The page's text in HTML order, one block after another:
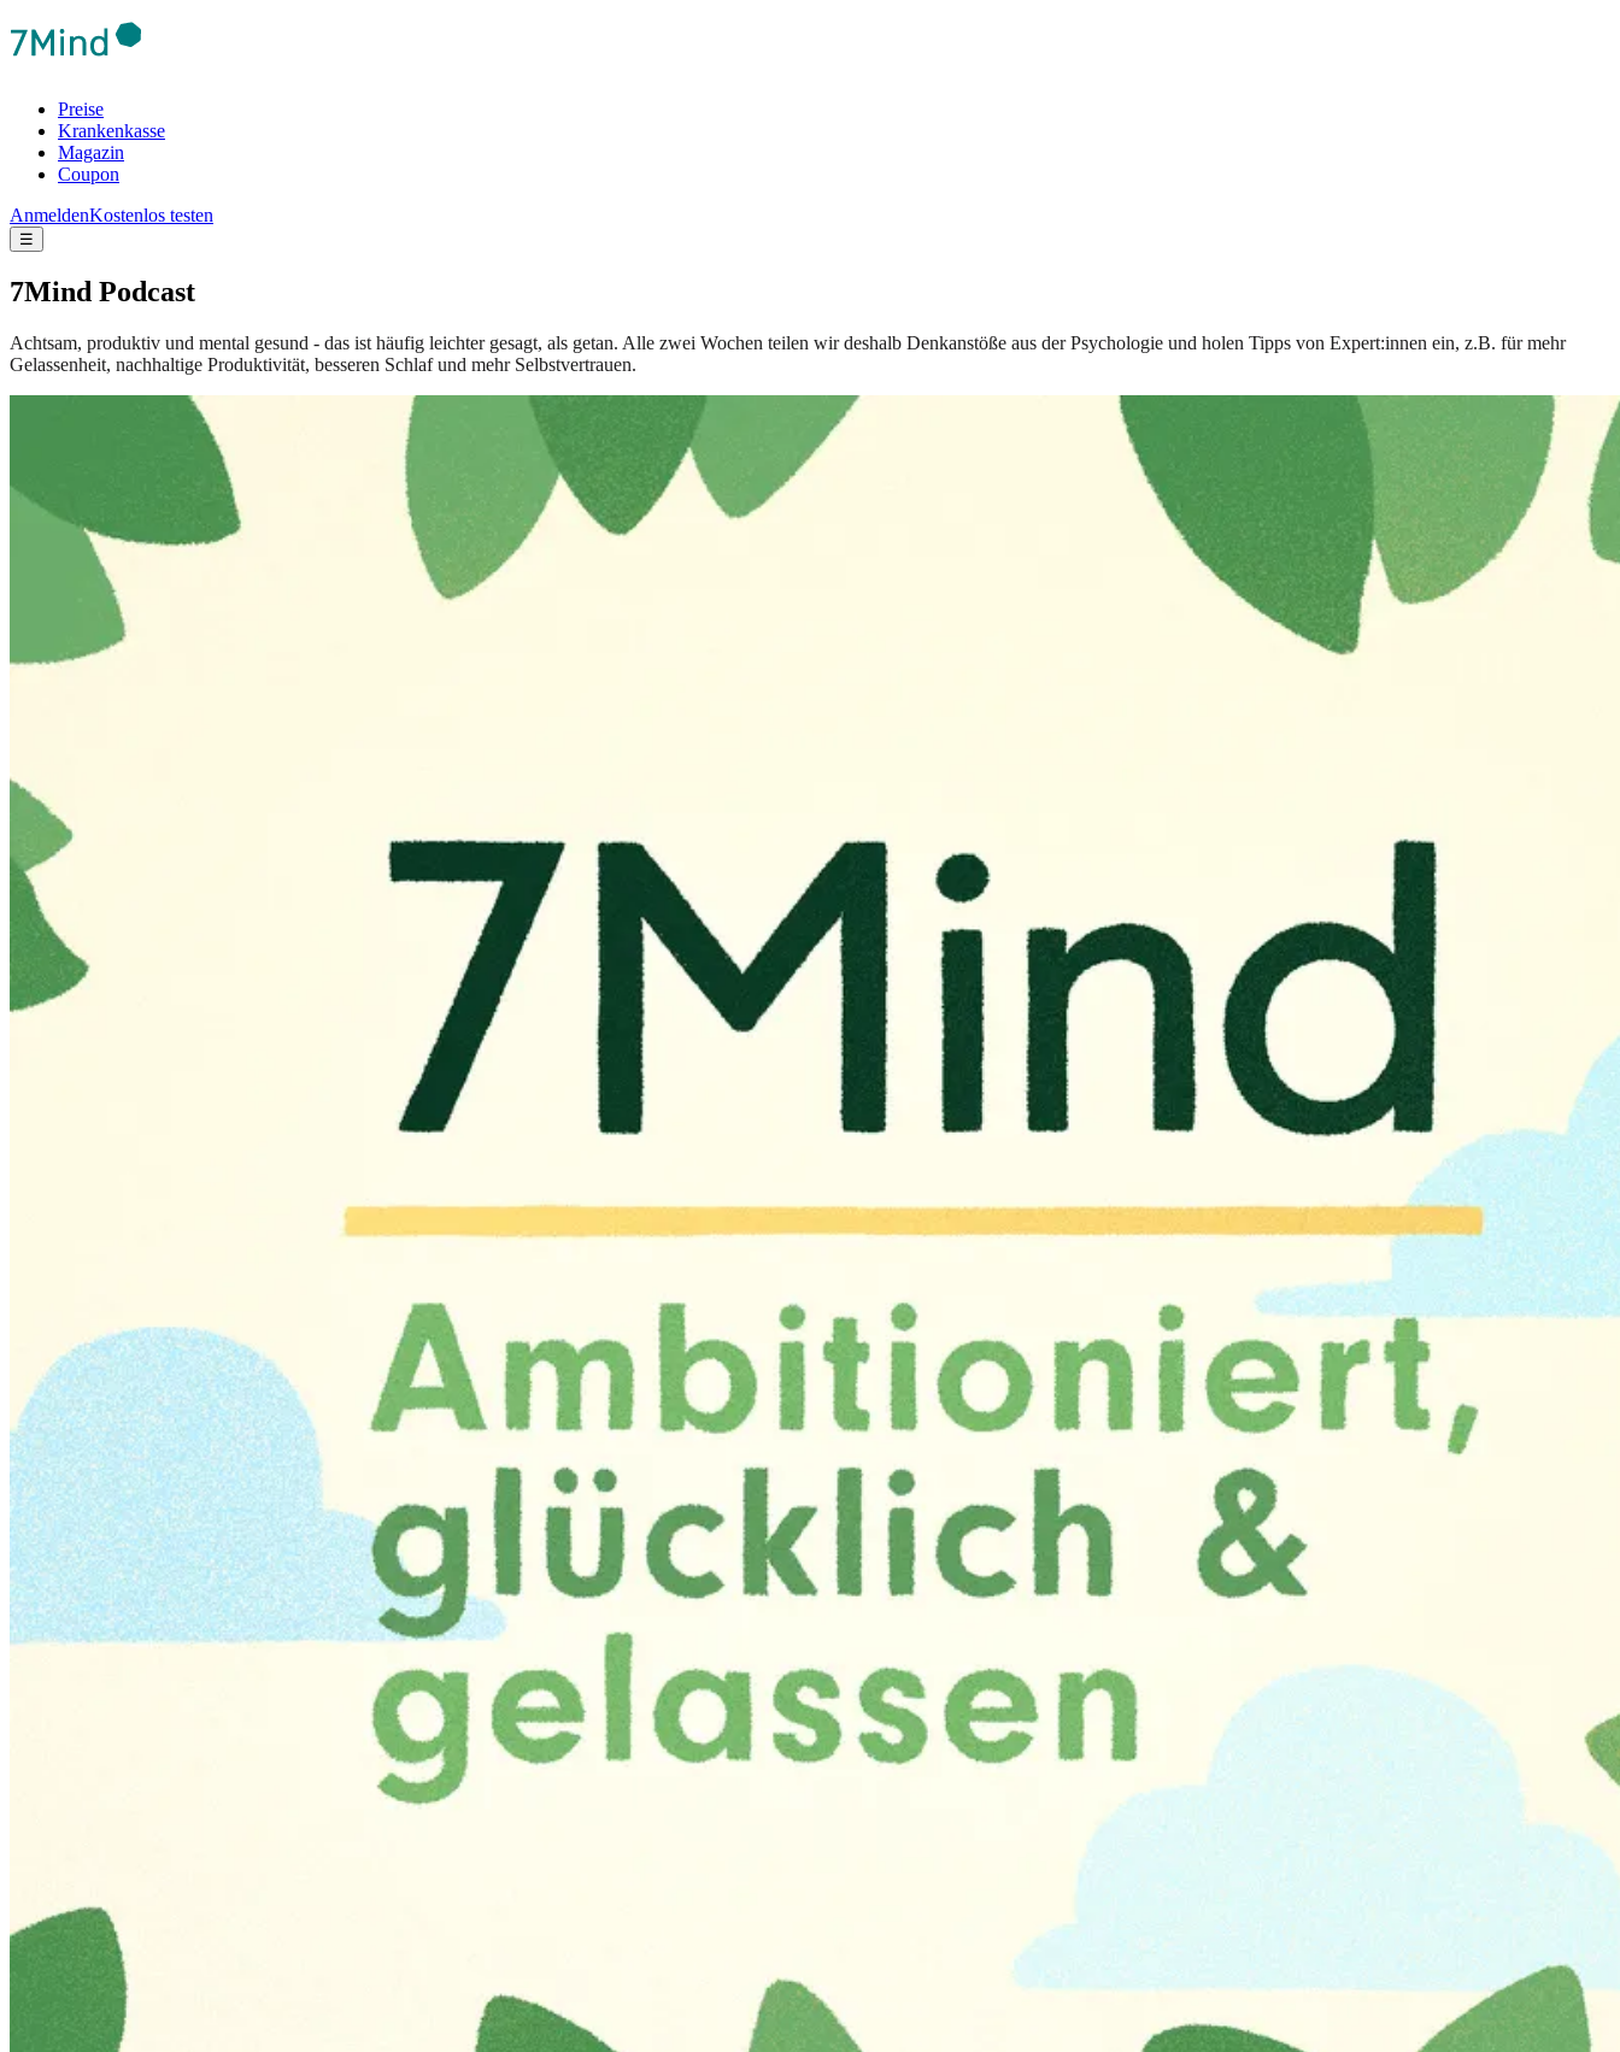
Preise
Krankenkasse
Magazin
Coupon
AnmeldenKostenlos testen
☰
7Mind Podcast
Achtsam, produktiv und mental gesund - das ist häufig leichter gesagt, als getan. Alle zwei Wochen teilen wir deshalb Denkanstöße aus der Psychologie und holen Tipps von Expert:innen ein, z.B. für mehr
Gelassenheit, nachhaltige Produktivität, besseren Schlaf und mehr Selbstvertrauen.